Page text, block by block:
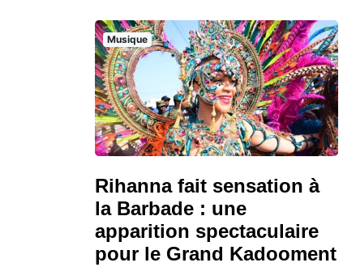
Musique
Rihanna fait sensation à
la Barbade : une
apparition spectaculaire
pour le Grand Kadooment